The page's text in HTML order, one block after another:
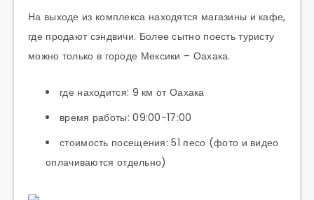
На выходе из комплекса находятся магазины и кафе,
где продают сэндвичи. Более сытно поесть туристу
можно только в городе Мексики – Оахака.
где находится: 9 км от Оахака
время работы: 09:00-17:00
стоимость посещения: 51 песо (фото и видео
оплачиваются отдельно)